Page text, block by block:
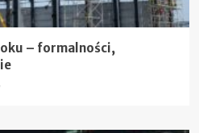
– formalności,